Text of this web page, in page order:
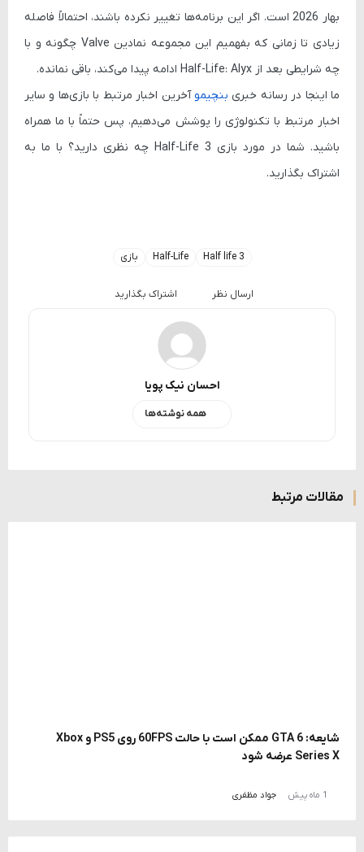
بهار 2026 است. اگر این برنامه‌ها تغییر نکرده باشند، احتمالاً فاصله
زیادی تا زمانی که بفهمیم این مجموعه نمادین Valve چگونه و با
چه شرایطی بعد از Half-Life: Alyx ادامه پیدا می‌کند، باقی نمانده.
ما اینجا در رسانه خبری بنچیمو آخرین اخبار مرتبط با بازی‌ها و سایر
اخبار مرتبط با تکنولوژی را پوشش می‌دهیم، پس حتماً با ما همراه
باشید. شما در مورد بازی Half-Life 3 چه نظری دارید؟ با ما به
اشتراک بگذارید.
Half life 3
Half-Life بازی
ارسال نظر اشتراک بگذارید
احسان نیک پویا
همه نوشته‌ها
مقالات مرتبط
شایعه: GTA 6 ممکن است با حالت 60FPS روی PS5 و Xbox
Series X عرضه شود
1 ماه پیش جواد مظفری